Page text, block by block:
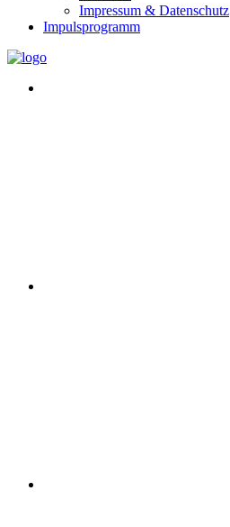
Impressum & Datenschutz
Impulsprogramm